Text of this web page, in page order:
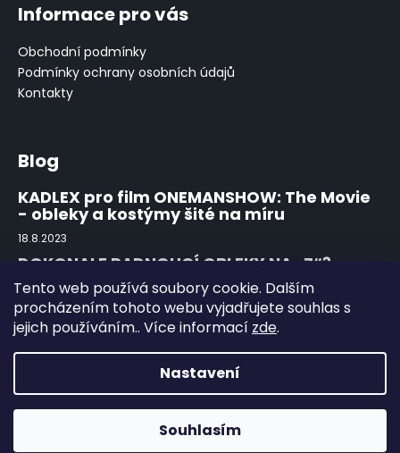
Tento web používá soubory cookie. Dalším
procházením tohoto webu vyjadřujete souhlas s
jejich používáním.. Více informací zde.
Nastavení
Souhlasím
Informace pro vás
Obchodní podmínky
Podmínky ochrany osobních údajů
Kontakty
Blog
KADLEX pro film ONEMANSHOW: The Movie
- obleky a kostýmy šité na míru
18.8.2023
DOKONALE PADNOUCÍ OBLEKY NA „Z“?
ZEGNA!
15.8.2022
První obutí a použití kožené obuvi
15.8.2022
Kadlex. Všechna práva vyhrazena.